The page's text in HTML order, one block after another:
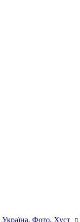
Україна, Фото, Хуст